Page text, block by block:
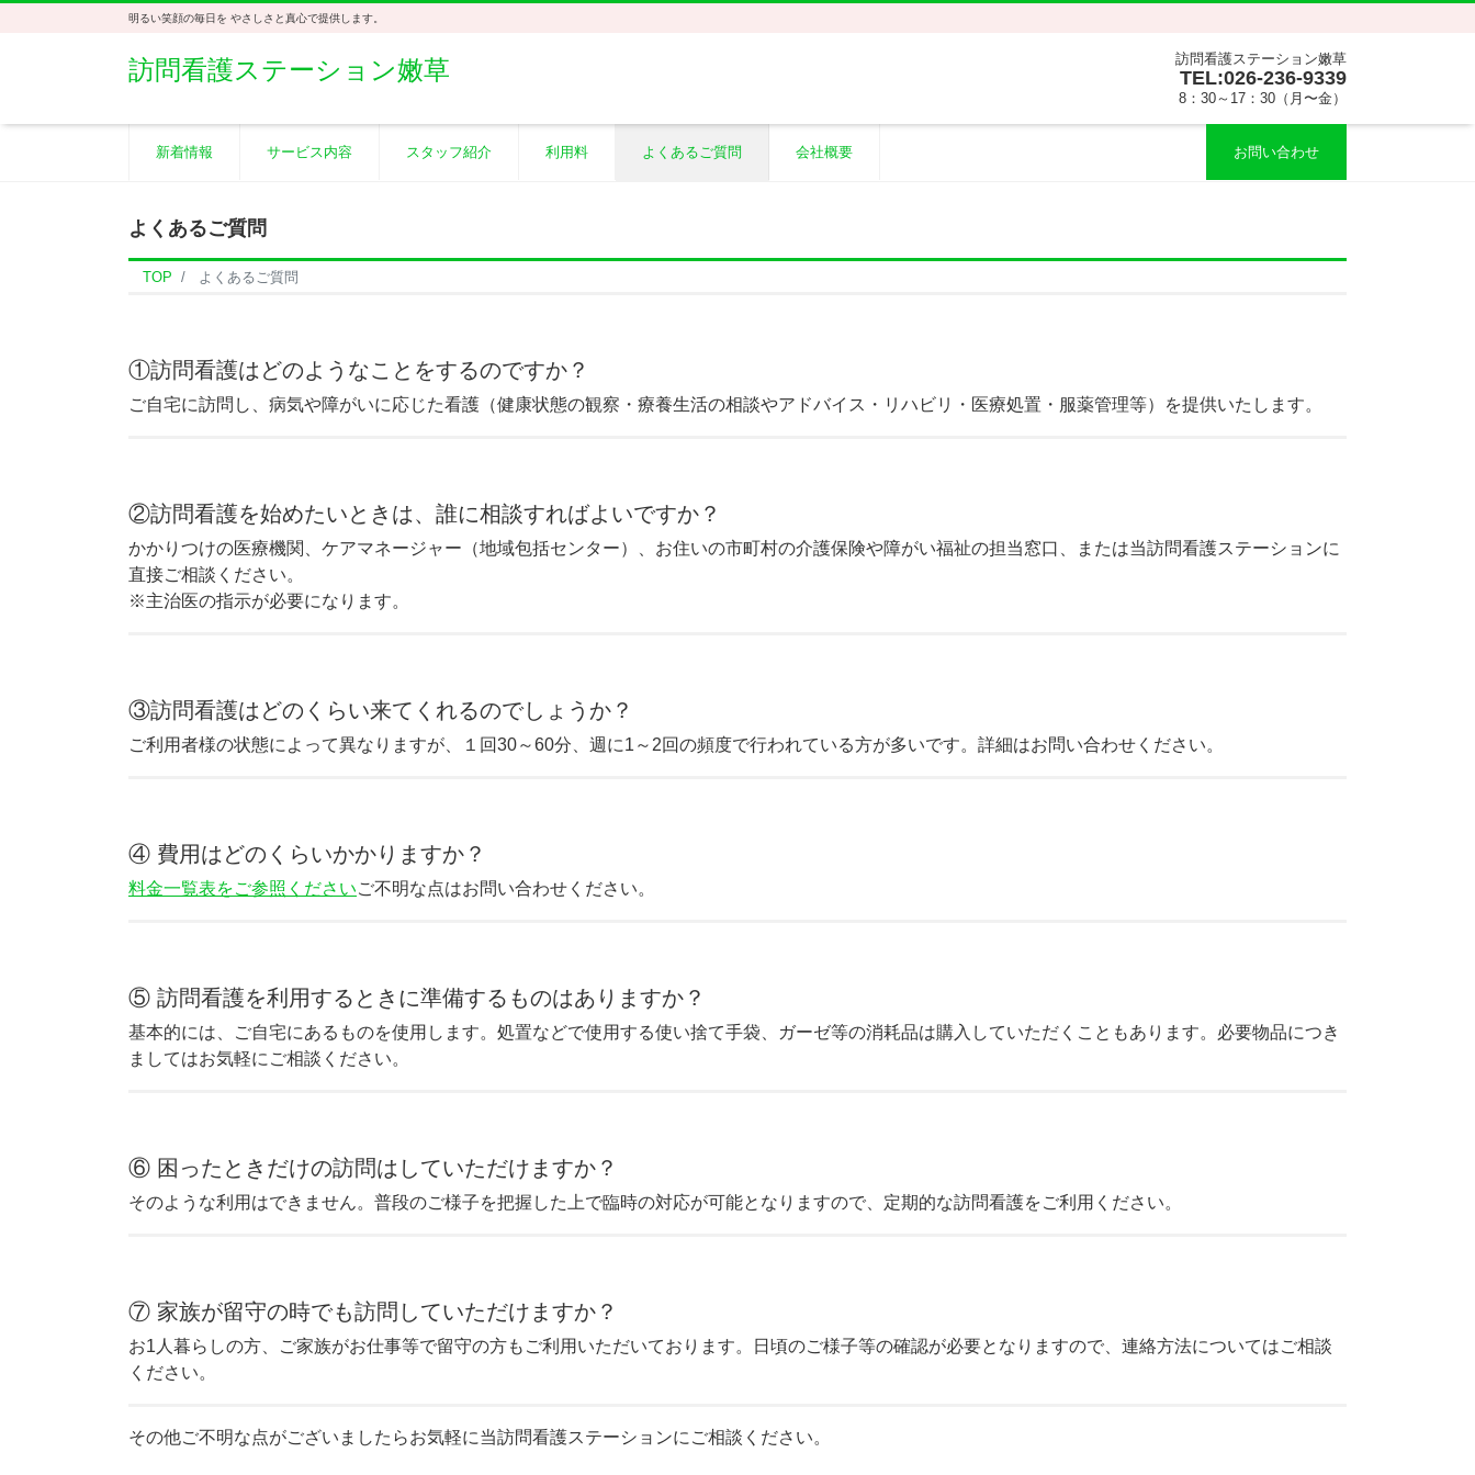
明るい笑顔の毎日を やさしさと真心で提供します。
訪問看護ステーション嫩草 訪問看護ステーション嫩草
TEL:026-236-9339
8：30～17：30（月〜金）
新着情報 サービス内容 スタッフ紹介 利用料 よくあるご質問 会社概要 お問い合わせ
よくあるご質問
TOP よくあるご質問
①訪問看護はどのようなことをするのですか？
ご自宅に訪問し、病気や障がいに応じた看護（健康状態の観察・療養生活の相談やアドバイス・リハビリ・医療処置・服薬管理等）を提供いたします。
②訪問看護を始めたいときは、誰に相談すればよいですか？
かかりつけの医療機関、ケアマネージャー（地域包括センター）、お住いの市町村の介護保険や障がい福祉の担当窓口、または当訪問看護ステーションに
直接ご相談ください。
※主治医の指示が必要になります。
③訪問看護はどのくらい来てくれるのでしょうか？
ご利用者様の状態によって異なりますが、１回30～60分、週に1～2回の頻度で行われている方が多いです。詳細はお問い合わせください。
④ 費用はどのくらいかかりますか？
料金一覧表をご参照くださいご不明な点はお問い合わせください。
⑤ 訪問看護を利用するときに準備するものはありますか？
基本的には、ご自宅にあるものを使用します。処置などで使用する使い捨て手袋、ガーゼ等の消耗品は購入していただくこともあります。必要物品につき
ましてはお気軽にご相談ください。
⑥ 困ったときだけの訪問はしていただけますか？
そのような利用はできません。普段のご様子を把握した上で臨時の対応が可能となりますので、定期的な訪問看護をご利用ください。
⑦ 家族が留守の時でも訪問していただけますか？
お1人暮らしの方、ご家族がお仕事等で留守の方もご利用いただいております。日頃のご様子等の確認が必要となりますので、連絡方法についてはご相談
ください。
その他ご不明な点がございましたらお気軽に当訪問看護ステーションにご相談ください。